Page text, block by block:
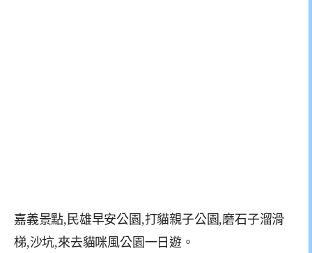
嘉義景點,民雄早安公園,打貓親子公園,磨石子溜滑
梯,沙坑,來去貓咪風公園一日遊。